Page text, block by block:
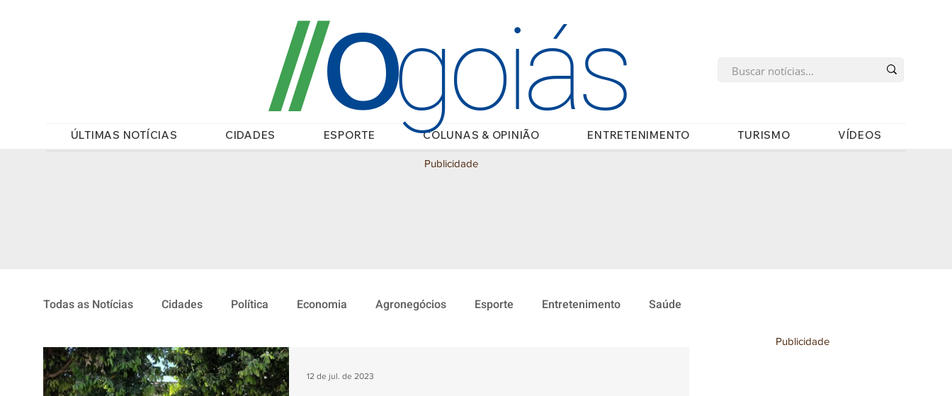
ÚLTIMAS NOTÍCIAS CIDADES ESPORTE COLUNAS & OPINIÃO ENTRETENIMENTO TURISMO VÍDEOS
//Ogoiás
Todas as Notícias Cidades Política Economia Agronegócios Esporte Entretenimento Saúde
Educação Turismo Internacional
12 de jul. de 2023
Publicidade
Publicidade